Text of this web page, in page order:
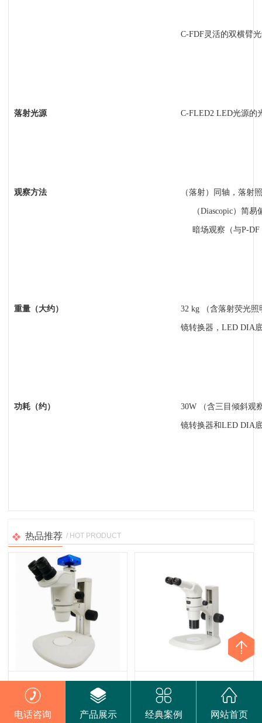
C-FDF灵活的双横臂
落射光源 C-FLED2 LED光源的
观察方法 （落射）同轴，落射
（Diascopic）简易
暗场观察（与P-DF
重量（大约） 32 kg （含落射荧光
镜转换器，LED DIA
功耗（约） 30W （含三目倾斜观
镜转换器和LED DIA
热品推荐 / HOT PRODUCT
尼康SMZ800N显微镜
电话咨询 产品展示 经典案例 网站首页